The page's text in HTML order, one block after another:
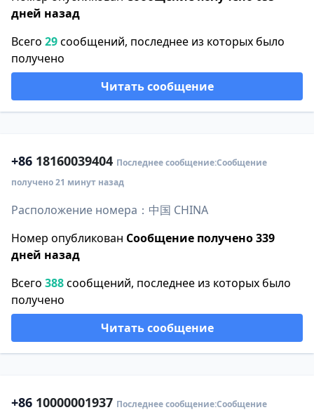
дней назад
Всего 29сообщений, последнее из которых было
получено
Читать сообщение
+86 18160039404 Последнее сообщение:Сообщение
получено 21 минут назад
Расположение номера：中国 CHINA
Номер опубликован Сообщение получено 339
дней назад
Всего 388сообщений, последнее из которых было
получено
Читать сообщение
+86 10000001937 Последнее сообщение:Сообщение